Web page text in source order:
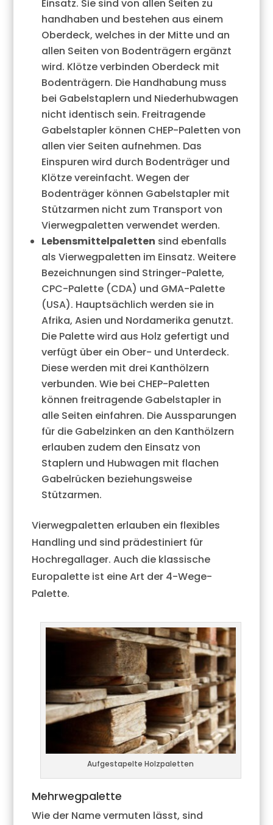
Einsatz. Sie sind von allen Seiten zu
handhaben und bestehen aus einem
Oberdeck, welches in der Mitte und an
allen Seiten von Bodenträgern ergänzt
wird. Klötze verbinden Oberdeck mit
Bodenträgern. Die Handhabung muss
bei Gabelstaplern und Niederhubwagen
nicht identisch sein. Freitragende
Gabelstapler können CHEP-Paletten von
allen vier Seiten aufnehmen. Das
Einspuren wird durch Bodenträger und
Klötze vereinfacht. Wegen der
Bodenträger können Gabelstapler mit
Stützarmen nicht zum Transport von
Vierwegpaletten verwendet werden.
Lebensmittelpaletten sind ebenfalls
als Vierwegpaletten im Einsatz. Weitere
Bezeichnungen sind Stringer-Palette,
CPC-Palette (CDA) und GMA-Palette
(USA). Hauptsächlich werden sie in
Afrika, Asien und Nordamerika genutzt.
Die Palette wird aus Holz gefertigt und
verfügt über ein Ober- und Unterdeck.
Diese werden mit drei Kanthölzern
verbunden. Wie bei CHEP-Paletten
können freitragende Gabelstapler in
alle Seiten einfahren. Die Aussparungen
für die Gabelzinken an den Kanthölzern
erlauben zudem den Einsatz von
Staplern und Hubwagen mit flachen
Gabelrücken beziehungsweise
Stützarmen.
Vierwegpaletten erlauben ein flexibles
Handling und sind prädestiniert für
Hochregallager. Auch die klassische
Europalette ist eine Art der 4-Wege-
Palette.
Aufgestapelte Holzpaletten
Mehrwegpalette
Wie der Name vermuten lässt, sind